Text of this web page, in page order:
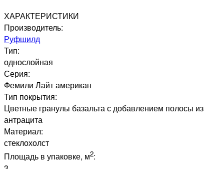
ХАРАКТЕРИСТИКИ
Производитель:
Руфшилд
Тип:
однослойная
Серия:
Фемили Лайт американ
Тип покрытия:
Цветные гранулы базальта с добавлением полосы из
антрацита
Материал:
стеклохолст
Площадь в упаковке, м2: